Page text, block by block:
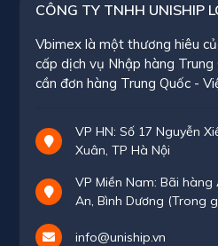
CÔNG TY TNHH UNISHIP
Vbimex là một thương hiêu
cấp dịch vụ Nhập hàng Trung
cần đơn hàng Trung Quốc -
VP HN: Số 17 Nguyễn
Xuân, TP Hà Nội
VP Miền Nam: Bãi hàng
An, Bình Dương (Trong
info@uniship.vn